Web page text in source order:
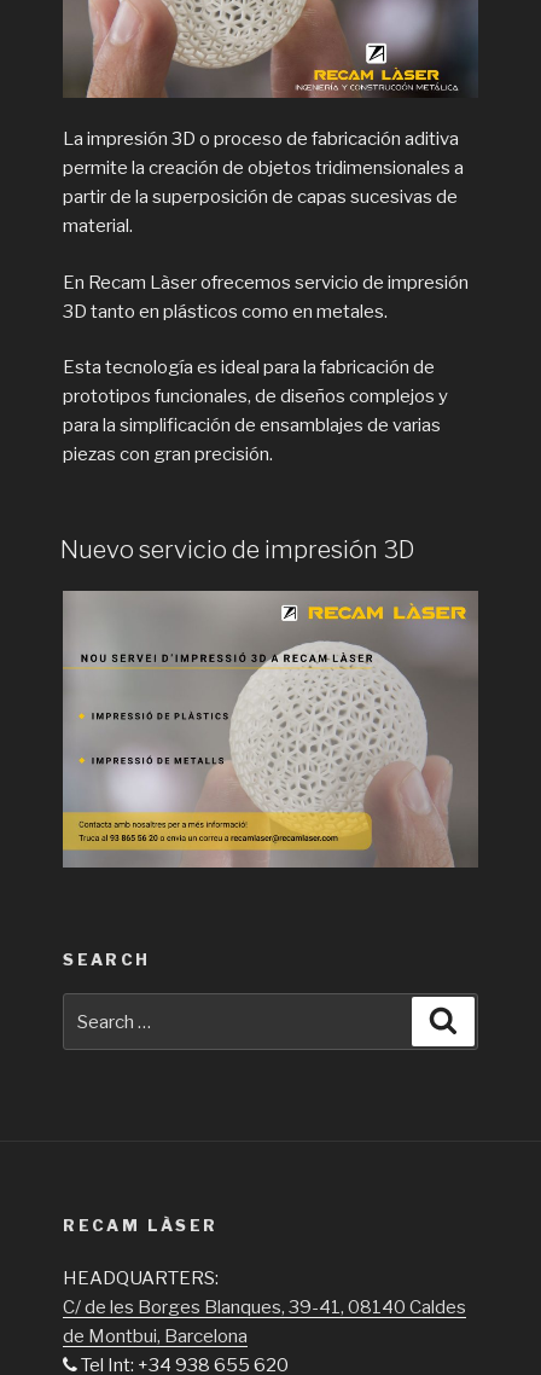
La impresión 3D o proceso de fabricación aditiva
permite la creación de objetos tridimensionales a
partir de la superposición de capas sucesivas de
material.
En Recam Làser ofrecemos servicio de impresión
3D tanto en plásticos como en metales.
Esta tecnología es ideal para la fabricación de
prototipos funcionales, de diseños complejos y
para la simplificación de ensamblajes de varias
piezas con gran precisión.
Nuevo servicio de impresión 3D
SEARCH
for:
RECAM LÀSER
HEADQUARTERS:
C/ de les Borges Blanques, 39-41, 08140 Caldes
de Montbui, Barcelona
Tel Int: +34 938 655 620